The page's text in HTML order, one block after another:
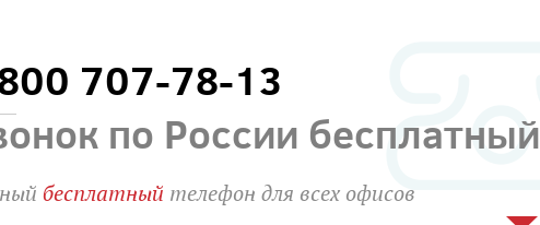
707-78-13
по России бесплатный
бесплатный телефон для всех офисов